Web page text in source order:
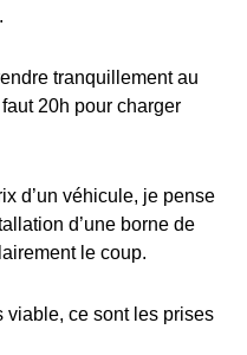
tranquillement au
20h pour charger
d’un véhicule, je pense
d’une borne de
le coup.
viable, ce sont les prises